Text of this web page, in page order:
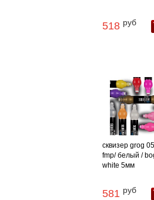
518 руб
сквизер grog
fmp/ белый /
white 5мм
581 руб